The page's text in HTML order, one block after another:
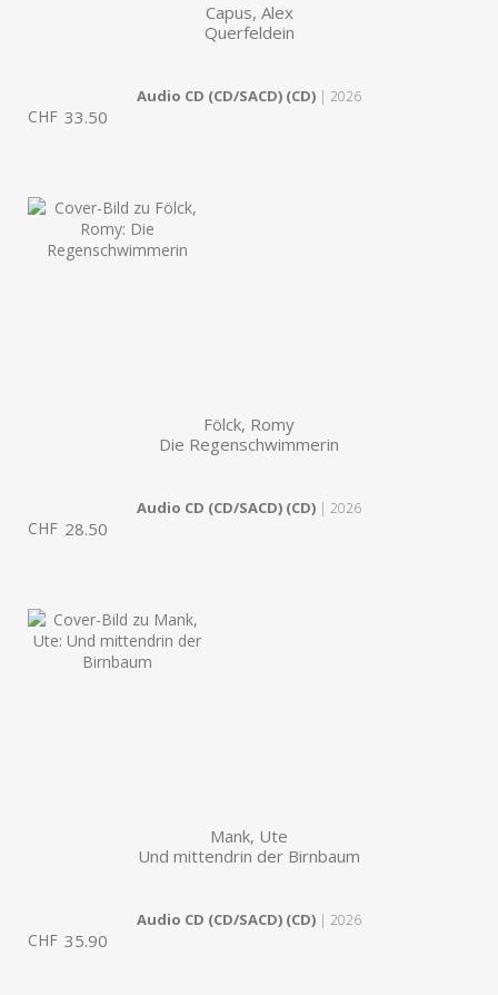
Capus, Alex
Querfeldein
Audio CD (CD/SACD) (CD) | 2026
CHF 33.50
Fölck, Romy
Die Regenschwimmerin
Audio CD (CD/SACD) (CD) | 2026
CHF 28.50
Mank, Ute
Und mittendrin der Birnbaum
Audio CD (CD/SACD) (CD) | 2026
CHF 35.90